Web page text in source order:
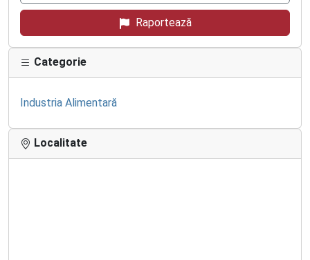
Raportează
Categorie
Industria Alimentară
Localitate